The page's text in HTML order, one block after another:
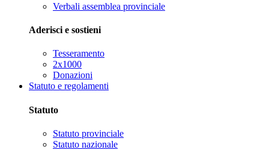
Verbali assemblea provinciale
Aderisci e sostieni
Tesseramento
2x1000
Donazioni
Statuto e regolamenti
Statuto
Statuto provinciale
Statuto nazionale